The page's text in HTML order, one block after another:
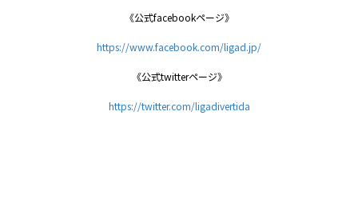
《公式facebookページ》
https://www.facebook.com/ligad.jp/
《公式twitterページ》
https://twitter.com/ligadivertida